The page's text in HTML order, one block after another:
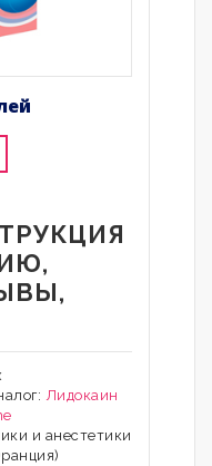
Лидокаин
и анестетики